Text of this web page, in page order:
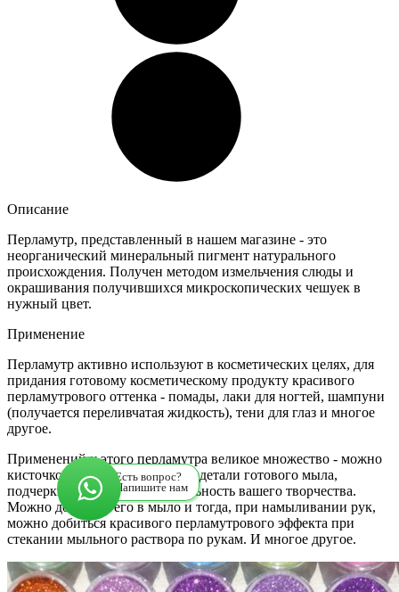
Описание
Перламутр, представленный в нашем магазине - это
неорганический минеральный пигмент натурального
происхождения. Получен методом измельчения слюды и
окрашивания получившихся микроскопических чешуек в
нужный цвет.
Применение
Перламутр активно используют в косметических целях, для
придания готовому косметическому продукту красивого
перламутрового оттенка - помады, лаки для ногтей, шампуни
(получается переливчатая жидкость), тени для глаз и многое
другое.
Применений у этого перламутра великое множество - можно
кисточкой окрасить отдельные детали готового мыла,
подчеркнув тем самым уникальность вашего творчества.
Можно добавить его в мыло и тогда, при намыливании рук,
можно добиться красивого перламутрового эффекта при
стекании мыльного раствора по рукам. И многое другое.
Есть вопрос?
Напишите нам